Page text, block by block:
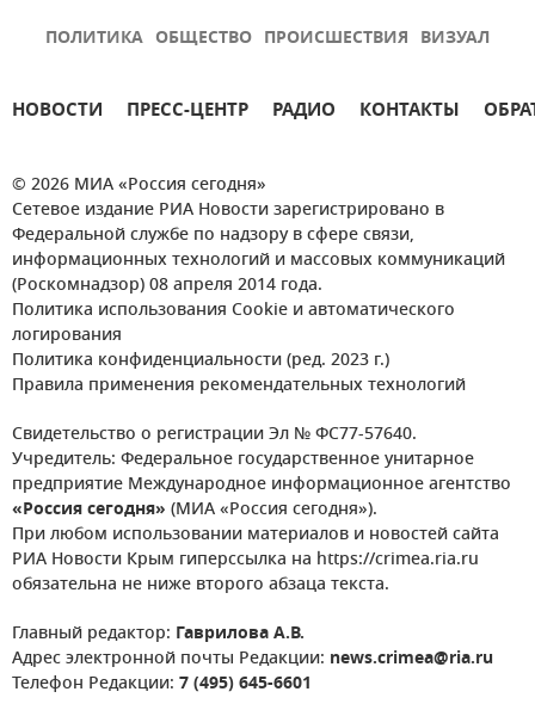
ПОЛИТИКА ОБЩЕСТВО ПРОИСШЕСТВИЯ ВИЗУАЛ
НОВОСТИ ПРЕСС-ЦЕНТР РАДИО КОНТАКТЫ
© 2026 МИА «Россия сегодня»
Сетевое издание РИА Новости зарегистрировано в
Федеральной службе по надзору в сфере связи,
информационных технологий и массовых коммуникаций
(Роскомнадзор) 08 апреля 2014 года.
Политика использования Cookie и автоматического
логирования
Политика конфиденциальности (ред. 2023 г.)
Правила применения рекомендательных технологий
Свидетельство о регистрации Эл № ФС77-57640.
Учредитель: Федеральное государственное унитарное
предприятие Международное информационное агентство
«Россия сегодня» (МИА «Россия сегодня»).
При любом использовании материалов и новостей сайта
РИА Новости Крым гиперссылка на https://crimea.ria.ru
обязательна не ниже второго абзаца текста.
Главный редактор: Гаврилова А.В.
Адрес электронной почты Редакции: news.crimea@ria.ru
Телефон Редакции: 7 (495) 645-6601